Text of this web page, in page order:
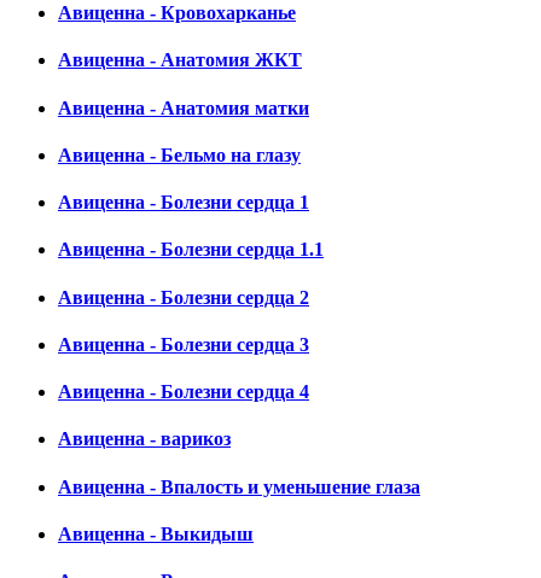
Авиценна - Кровохарканье
Авиценна - Анатомия ЖКТ
Авиценна - Анатомия матки
Авиценна - Бельмо на глазу
Авиценна - Болезни сердца 1
Авиценна - Болезни сердца 1.1
Авиценна - Болезни сердца 2
Авиценна - Болезни сердца 3
Авиценна - Болезни сердца 4
Авиценна - варикоз
Авиценна - Впалость и уменьшение глаза
Авиценна - Выкидыш